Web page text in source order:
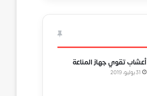
أعشاب تقوي جهاز المناعة
31 يوليو، 2019